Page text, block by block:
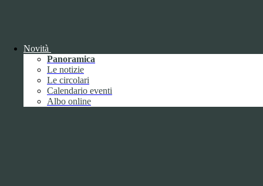
Novità
Panoramica
Le notizie
Le circolari
Calendario eventi
Albo online
Sistema di misurazione e valutazione della
performance